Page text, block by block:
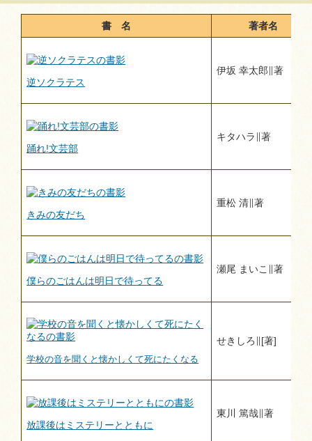
書 名 著者名
逆ソクラテス
伊坂 幸太郎∥著
踊れ!文芸部
キタハラ∥著
きみの友だち
重松 清∥著
僕らのごはんは明日で待ってる
瀬尾 まいこ∥著
学校の音を聞くと懐かしくて死にたくなる
せきしろ∥[著]
放課後はミステリーとともに
東川 篤哉∥著